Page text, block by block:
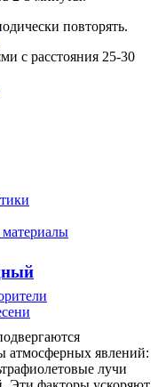
повторять.
с расстояния 25-30
атмосферных явлений:
лучи